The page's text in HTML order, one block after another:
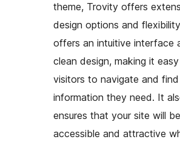
theme, Trovity offers
design options and
offers an intuitive interface
clean design, making it
visitors to navigate and
information they need. It
ensures that your site will be
accessible and attractive